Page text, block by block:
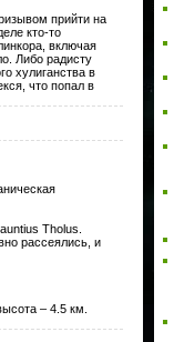
прийти на
кто-то
включая
Либо радисту
хулиганства в
что попал в
Tholus.
рассеялись, и
– 4.5 км.